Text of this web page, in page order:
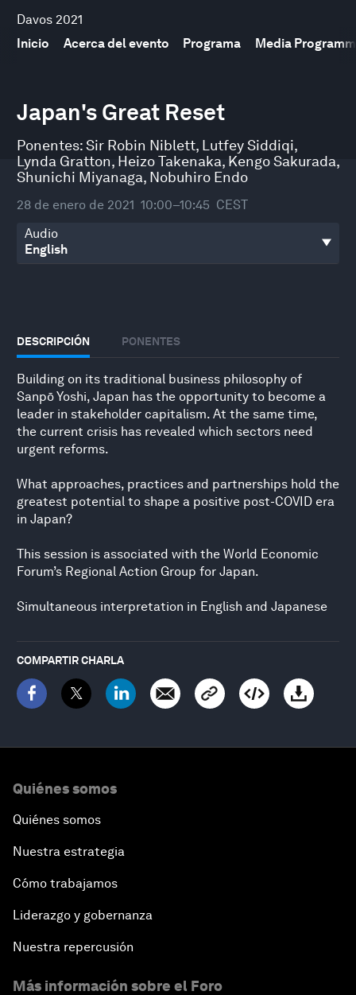
Davos 2021
Inicio
Acerca del evento Programa Media
Japan's Great Reset
Ponentes:Sir Robin Niblett, Lutfey Siddiqi,
Lynda Gratton, Heizo Takenaka, Kengo Sakurada,
Shunichi Miyanaga, Nobuhiro Endo
28 de enero de 2021 10:00–10:45 CEST
Audio
DESCRIPCIÓN PONENTES
Building on its traditional business philosophy of
Sanpō Yoshi, Japan has the opportunity to become a
leader in stakeholder capitalism. At the same time,
the current crisis has revealed which sectors need
urgent reforms.
What approaches, practices and partnerships hold the
greatest potential to shape a positive post-COVID era
in Japan?
This session is associated with the World Economic
Forum’s Regional Action Group for Japan.
Simultaneous interpretation in English and Japanese
COMPARTIR CHARLA
seconds
of
minutes,
40
seconds
Quiénes somos
Quiénes somos
Nuestra estrategia
Cómo trabajamos
Liderazgo y gobernanza
Nuestra repercusión
Más información sobre el Foro